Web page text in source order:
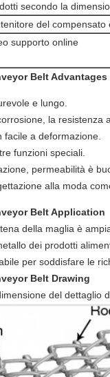
secondo la
del compensato
supporto online
Belt Advantages
e lungo.
la resistenza
facile a deformazione.
funzioni speciali.
permeabilità è
alla moda
Belt Application
della maglia è
dei prodotti
per soddisfare le
Belt Drawing
del dettaglio